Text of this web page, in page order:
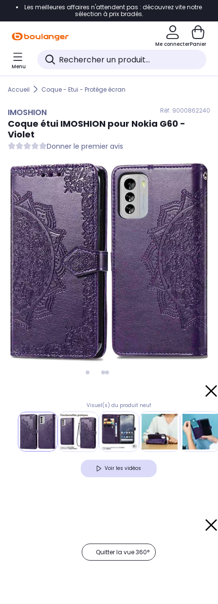
Accéder directement à la navigation
Accéder directement au pied de page
Accéder directement au chatbot
Les meilleures affaires n'attendent pas : découvrez vite notre
sélection à prix bradés.
Me connecterPanier
Menu
Accueil Coque - Etui - Protège écran
IMOSHION Réf. 9000862240
Coque étui IMOSHION pour Nokia G60 -
Violet
Donner le premier avis
Visuel(s) du produit neuf
Voir les vidéos
Quitter la vue 360°